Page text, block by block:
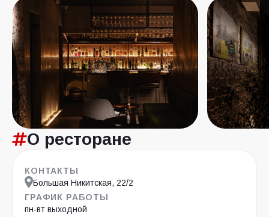
О ресторане
КОНТАКТЫ
Большая Никитская, 22/2
ГРАФИК РАБОТЫ
пн-вт выходной